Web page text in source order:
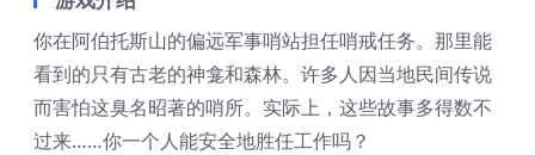
你在阿伯托斯山的偏远军事哨站担任哨戒任务。那里能
看到的只有古老的神龛和森林。许多人因当地民间传说
而害怕这臭名昭著的哨所。实际上，这些故事多得数不
过来……你一个人能安全地胜任工作吗？